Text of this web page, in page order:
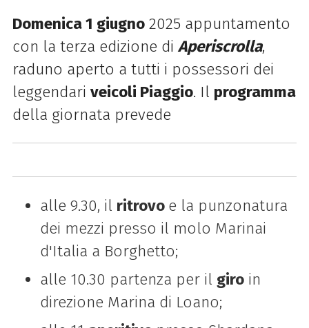
Domenica 1 giugno2025 appuntamento
con la terza edizione di Aperiscrolla,
raduno aperto a tutti i possessori dei
leggendari veicoli Piaggio. Il programma
della giornata prevede
alle 9.30, il ritrovo e la punzonatura
dei mezzi presso il molo Marinai
d'Italia a Borghetto;
alle 10.30 partenza per il giroin
direzione Marina di Loano;